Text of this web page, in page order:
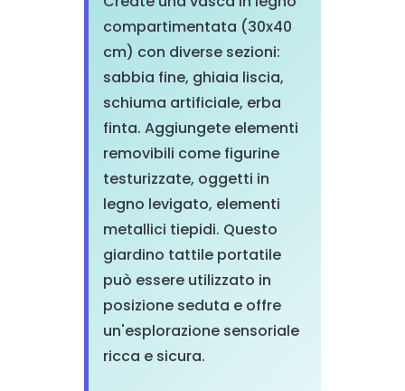
compartimentata (30x40
cm) con diverse sezioni:
sabbia fine, ghiaia liscia,
schiuma artificiale, erba
finta. Aggiungete elementi
removibili come figurine
testurizzate, oggetti in
legno levigato, elementi
metallici tiepidi. Questo
giardino tattile portatile
può essere utilizzato in
posizione seduta e offre
un'esplorazione sensoriale
ricca e sicura.